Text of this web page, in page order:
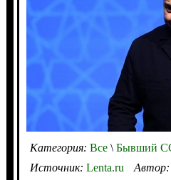
Категория: Все\Бывший
Источник: Lenta.ru Автор: